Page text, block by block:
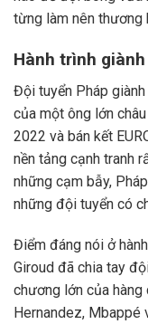
từng làm nên thương
Hành trình
Đội tuyển Pháp
của một ông lớn
2022 và bán kết
nền tảng cạnh tranh
những cạm bẫy,
những đội tuyển có
Điểm đáng nói ở
Giroud đã chia tay
chương lớn của hàng
Hernandez,